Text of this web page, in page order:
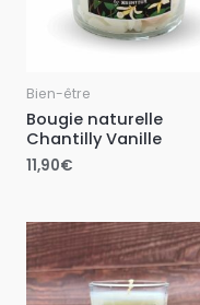
Bien-être
Bougie naturelle
Chantilly Vanille
11,90€